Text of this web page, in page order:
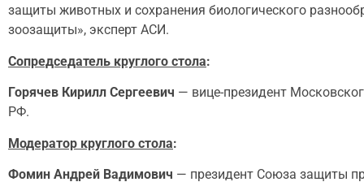
защиты животных и сохранения биологического
зоозащиты», эксперт АСИ.
Сопредседатель круглого стола:
Горячев Кирилл Сергеевич — вице-президент
РФ.
Модератор круглого стола:
Фомин Андрей Вадимович — президент Союза защиты